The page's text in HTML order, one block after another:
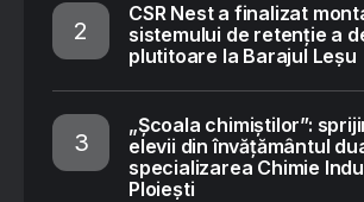
CSR Nest a finalizat
sistemului de retenție a
plutitoare la Barajul Leșu
„Școala chimiștilor”:
elevii din învățământul
specializarea Chimie
Ploiești